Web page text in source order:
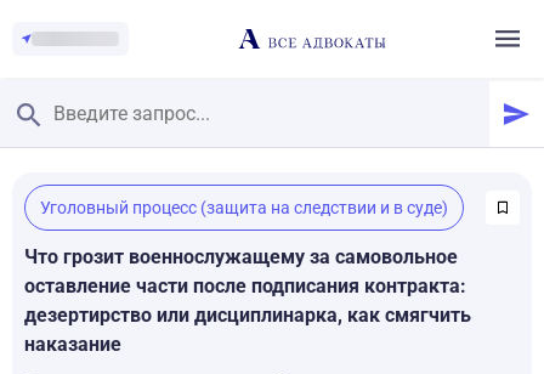
Главная
/
Смотреть заданные вопросы
/
Задать вопрос
Уголовный процесс (защита на следствии и в суде)
Что грозит военнослужащему за самовольное
оставление части после подписания контракта:
дезертирство или дисциплинарка, как смягчить
наказание